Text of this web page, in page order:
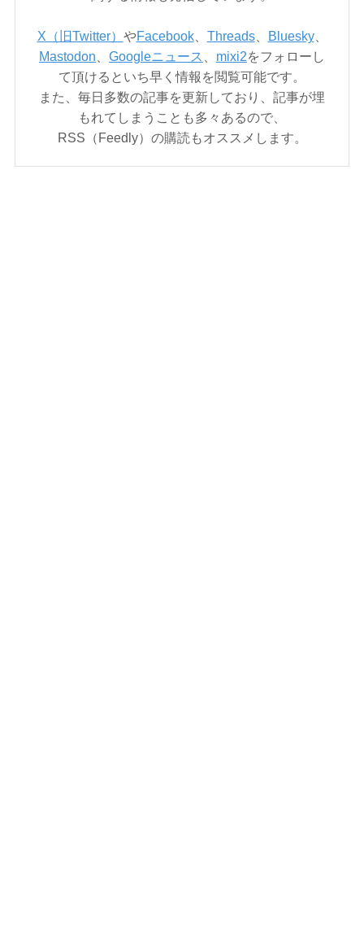
X（旧Twitter） やFacebook、 Threads、 Bluesky、
Mastodon
Googleニュース mixi2をフォローし
て頂けるといち早く情報を閲覧可能です。
また、毎日多数の記事を更新しており、記事が埋
もれてしまうことも多々あるので、
RSS（Feedly）の購読もオススメします。